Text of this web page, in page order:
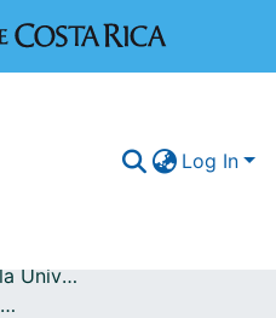
Log In
Publicaciones de la Universidad de Costa Rica
Revista Clínica Escuela de Medicina UCR-HSJD